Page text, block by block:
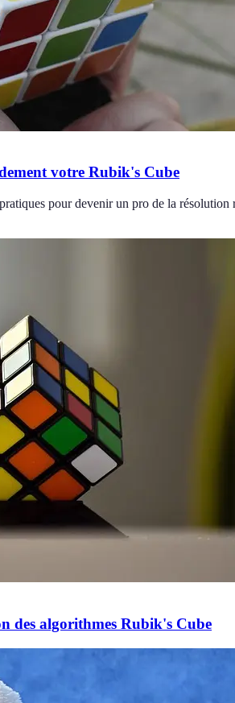
votre Rubik's Cube
pour devenir un pro de la résolution
des algorithmes Rubik's Cube